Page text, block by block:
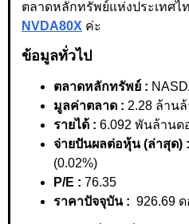
ตลาดหลักทรัพย์แห่งประเทศไ
NVDA80X ค่ะ
ข้อมูลทั่วไป
ตลาดหลักทรัพย์ :
มูลค่าตลาด : 2.28 ล้าน
รายได้ : 6.092 พันล้านด
จ่ายปันผลต่อหุ้น (ล่าสุด) :
(0.02%)
P/E : 76.35
ราคาปัจจุบัน : 926.69